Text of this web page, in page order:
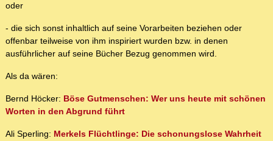
oder
- die sich sonst inhaltlich auf seine Vorarbeiten beziehen oder
offenbar teilweise von ihm inspiriert wurden bzw. in denen
ausführlicher auf seine Bücher Bezug genommen wird.
Als da wären:
Bernd Höcker: Böse Gutmenschen: Wer uns heute mit schönen
Worten in den Abgrund führt
Ali Sperling: Merkels Flüchtlinge: Die schonungslose Wahrheit